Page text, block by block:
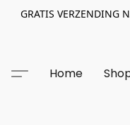
GRATIS VERZENDING
Home